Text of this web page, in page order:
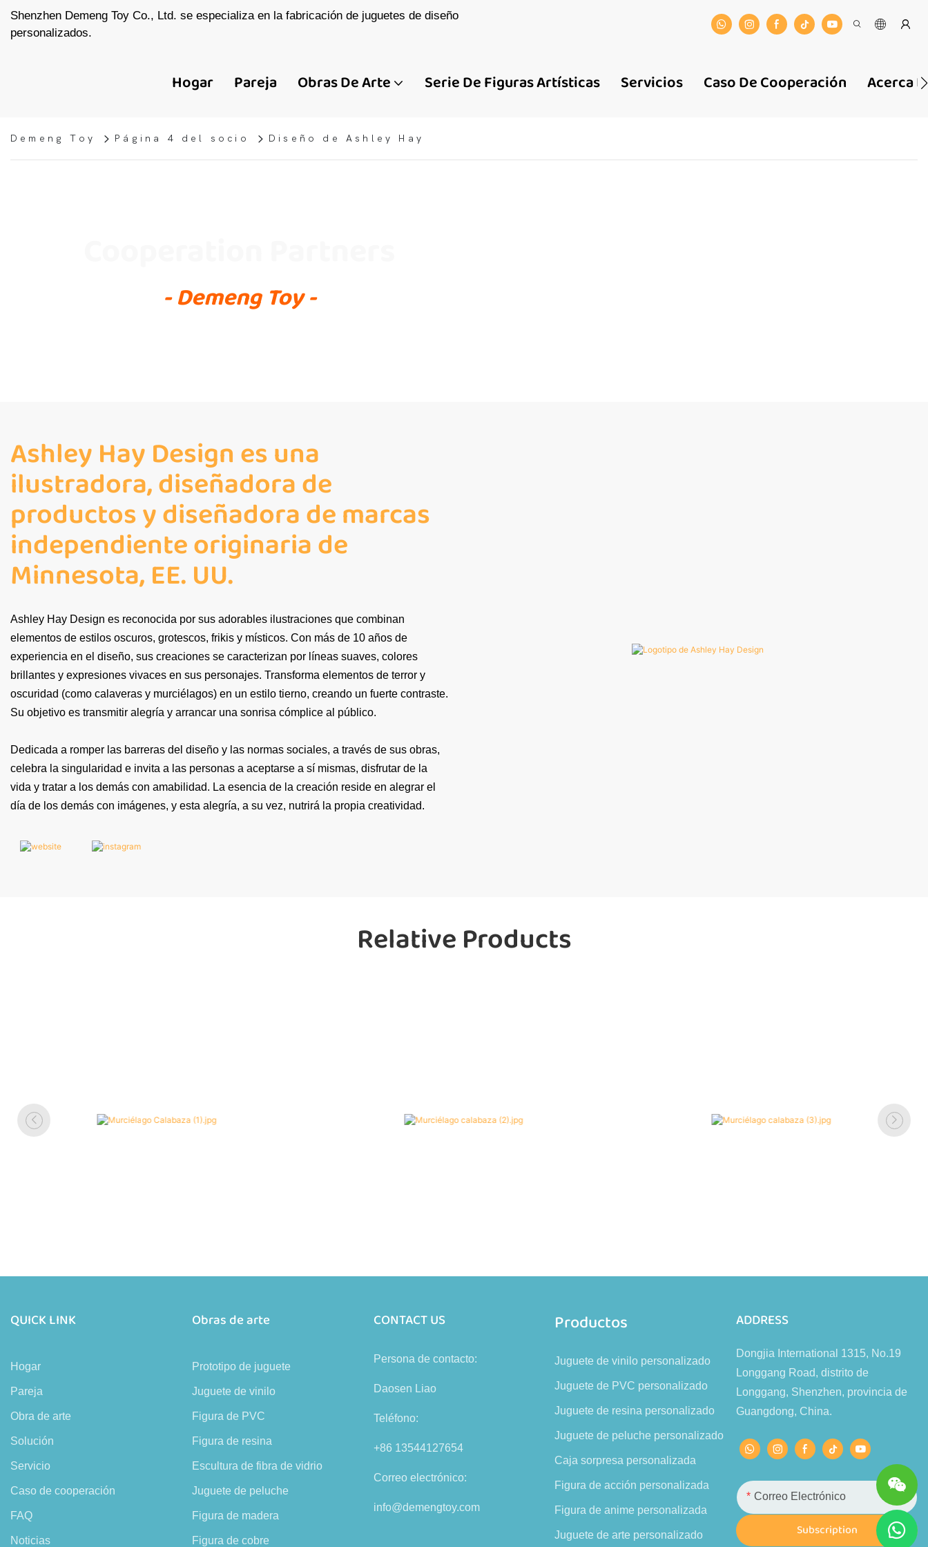
Shenzhen Demeng Toy Co., Ltd. se especializa en la fabricación de juguetes de diseño
personalizados.
Hogar Pareja Obras De Arte Serie De Figuras Artísticas Servicios Caso De Cooperación Acerca
Demeng Toy Página 4 del socio Diseño de Ashley Hay
- Demeng Toy -
Ashley Hay Design es una
ilustradora, diseñadora de
productos y diseñadora de marcas
independiente originaria de
Minnesota, EE. UU.
Ashley Hay Design es reconocida por sus adorables ilustraciones que combinan
elementos de estilos oscuros, grotescos, frikis y místicos. Con más de 10 años de
experiencia en el diseño, sus creaciones se caracterizan por líneas suaves, colores
brillantes y expresiones vivaces en sus personajes. Transforma elementos de terror y
oscuridad (como calaveras y murciélagos) en un estilo tierno, creando un fuerte contraste.
Su objetivo es transmitir alegría y arrancar una sonrisa cómplice al público.
Dedicada a romper las barreras del diseño y las normas sociales, a través de sus obras,
celebra la singularidad e invita a las personas a aceptarse a sí mismas, disfrutar de la
vida y tratar a los demás con amabilidad. La esencia de la creación reside en alegrar el
día de los demás con imágenes, y esta alegría, a su vez, nutrirá la propia creatividad.
Relative Products
QUICK LINK
Hogar
Pareja
Obra de arte
Solución
Servicio
Caso de cooperación
FAQ
Noticias
Obras de arte
Prototipo de juguete
Juguete de vinilo
Figura de PVC
Figura de resina
Escultura de fibra de vidrio
Juguete de peluche
Figura de madera
Figura de cobre
CONTACT US
Persona de contacto:
Daosen Liao
Teléfono:
+86 13544127654
Correo electrónico:
info@demengtoy.com
Productos
Juguete de vinilo personalizado
Juguete de PVC personalizado
Juguete de resina personalizado
Juguete de peluche personalizado
Caja sorpresa personalizada
Figura de acción personalizada
Figura de anime personalizada
Juguete de arte personalizado
ADDRESS
Dongjia International 1315, No.19
Longgang Road, distrito de
Longgang, Shenzhen, provincia de
Guangdong, China.
Correo Electrónico
Subscription